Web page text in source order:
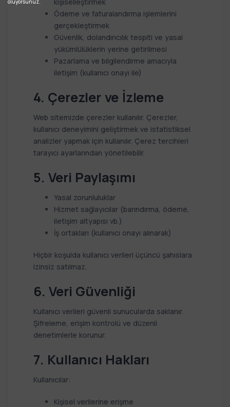
Ödeme ve faturalandırma işlemlerini
gerçekleştirmek
Güvenlik, dolandırıcılık tespiti ve yasal
yükümlülüklerin yerine getirilmesi
Pazarlama ve bilgilendirme amacıyla
iletişim (kullanıcı onayı ile)
4. Çerezler ve İzleme
Web sitemizde çerezler kullanılır. Çerezler,
kullanıcı deneyimini geliştirmek ve istatistiksel
analizler yapmak için kullanılır. Çerez tercihleri
tarayıcı ayarlarından yönetilebilir.
5. Veri Paylaşımı
Yasal zorunluluklar
Hizmet sağlayıcılar (barındırma, ödeme,
iletişim altyapısı vb.)
İş ortakları (kullanıcı onayı alınarak)
Hiçbir koşulda kullanıcı verileri üçüncü şahıslara
izinsiz satılmaz.
6. Veri Güvenliği
Kullanıcı verileri güvenli sunucularda saklanır.
Şifreleme, erişim kontrolü ve düzenli
denetimlerle korunur.
7. Kullanıcı Hakları
Kullanıcılar:
Kişisel verilerine erişme